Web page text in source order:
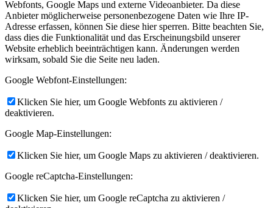
Webfonts, Google Maps und externe Videoanbieter. Da diese
Anbieter möglicherweise personenbezogene Daten wie Ihre IP-
Adresse erfassen, können Sie diese hier sperren. Bitte beachten Sie,
dass dies die Funktionalität und das Erscheinungsbild unserer
Website erheblich beeinträchtigen kann. Änderungen werden
wirksam, sobald Sie die Seite neu laden.
Google Webfont-Einstellungen:
Klicken Sie hier, um Google Webfonts zu aktivieren /
deaktivieren.
Google Map-Einstellungen:
Klicken Sie hier, um Google Maps zu aktivieren / deaktivieren.
Google reCaptcha-Einstellungen:
Klicken Sie hier, um Google reCaptcha zu aktivieren /